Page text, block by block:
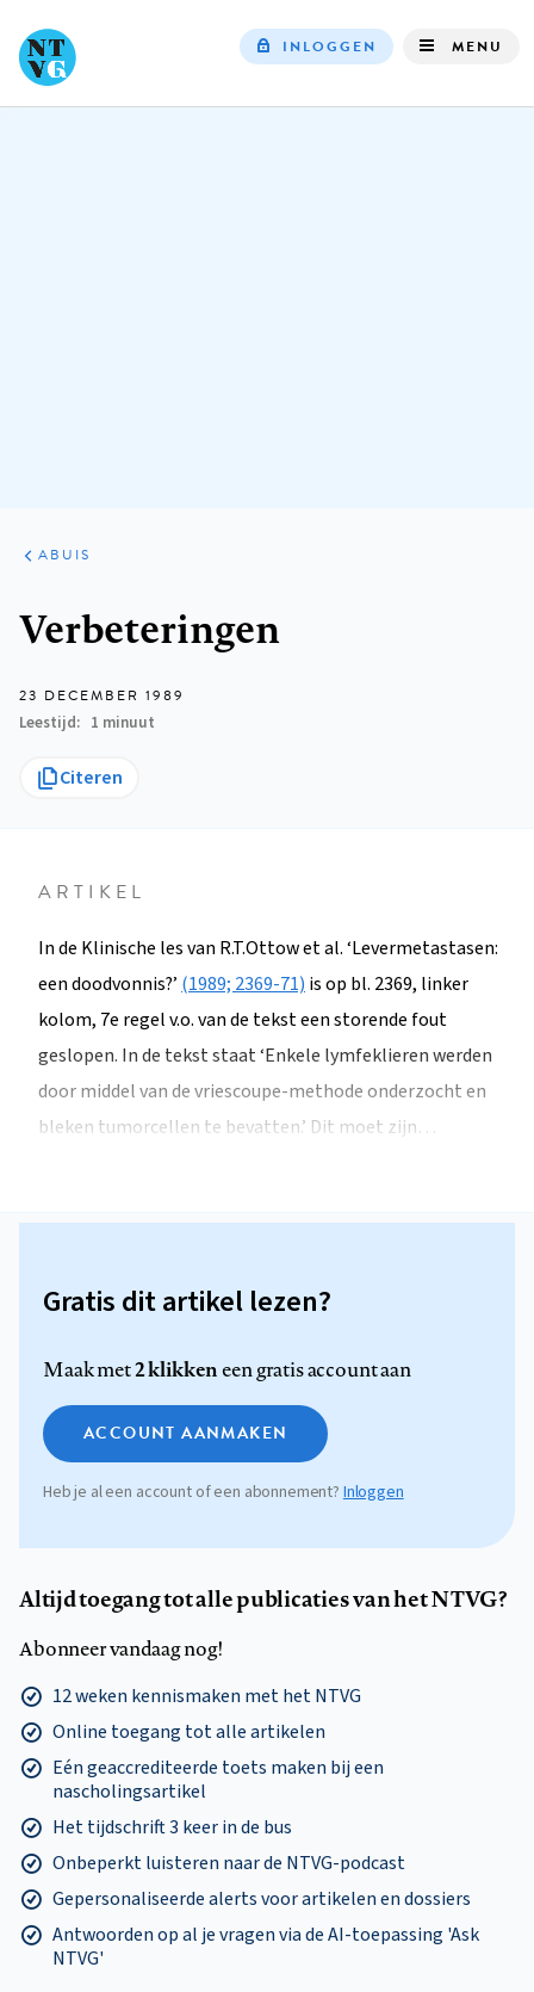
INLOGGEN MENU
ARTIKELEN
VARIA
ABUIS
Verbeteringen
23 DECEMBER 1989
Leestijd
1 minuut
Citeren
ARTIKEL
In de Klinische les van R.T.Ottow et al. ‘Levermetastasen:
een doodvonnis?’ (1989; 2369-71) is op bl. 2369, linker
kolom, 7e regel v.o. van de tekst een storende fout
geslopen. In de tekst staat ‘Enkele lymfeklieren werden
door middel van de vriescoupe-methode onderzocht en
bleken tumorcellen te bevatten.’ Dit moet zijn…
Gratis dit artikel lezen?
Maak met2 klikkeneen gratis account aan
ACCOUNT AANMAKEN
Heb je al een account of een abonnement? Inloggen
Altijd toegang tot alle publicaties van het NTVG?
Abonneer vandaag nog!
12 weken kennismaken met het NTVG
Online toegang tot alle artikelen
Eén geaccrediteerde toets maken bij een
nascholingsartikel
Het tijdschrift 3 keer in de bus
Onbeperkt luisteren naar de NTVG-podcast
Gepersonaliseerde alerts voor artikelen en dossiers
Antwoorden op al je vragen via de AI-toepassing 'Ask
NTVG'